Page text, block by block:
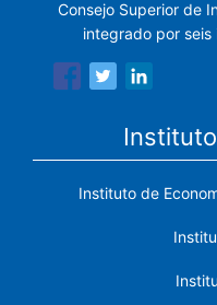
Consejo Superior de
integrado por
Instituto de